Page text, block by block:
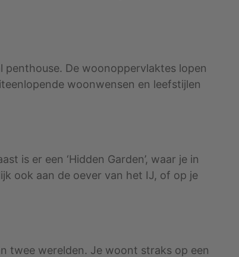
penthouse. De woonoppervlaktes lopen
woonwensen en leefstijlen
is er een ‘Hidden Garden’, waar je in
ook aan de oever van het IJ, of op je
twee werelden. Je woont straks op een